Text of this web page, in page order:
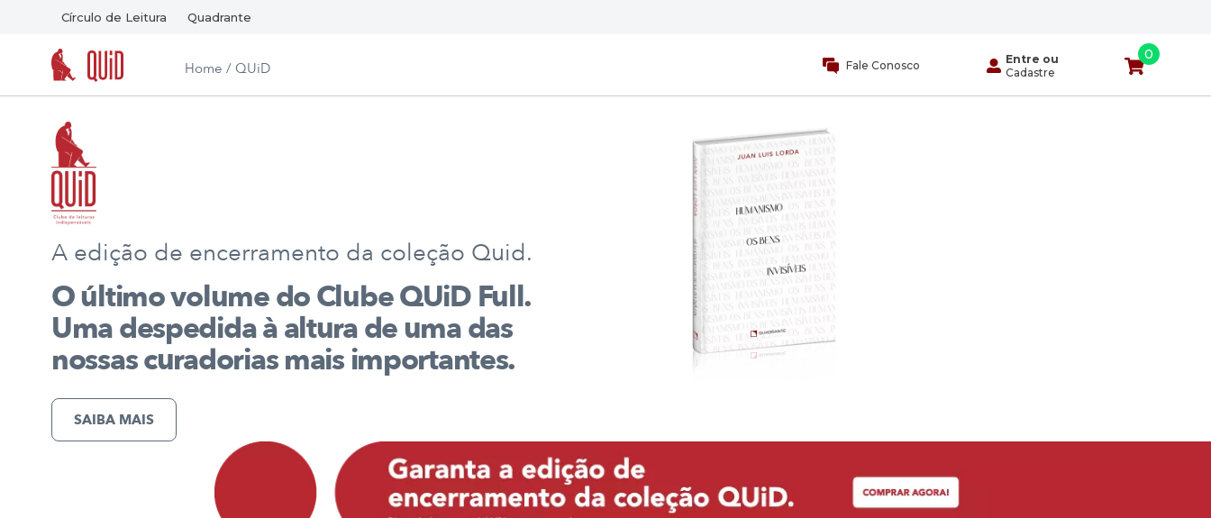
Círculo de Leitura Quadrante
Home / QUiD Fale Conosco
Entre ou
Cadastre
0
A edição de encerramento da coleção Quid.
O último volume do Clube QUiD Full.
Uma despedida à altura de uma das
nossas curadorias mais importantes.
SAIBA MAIS